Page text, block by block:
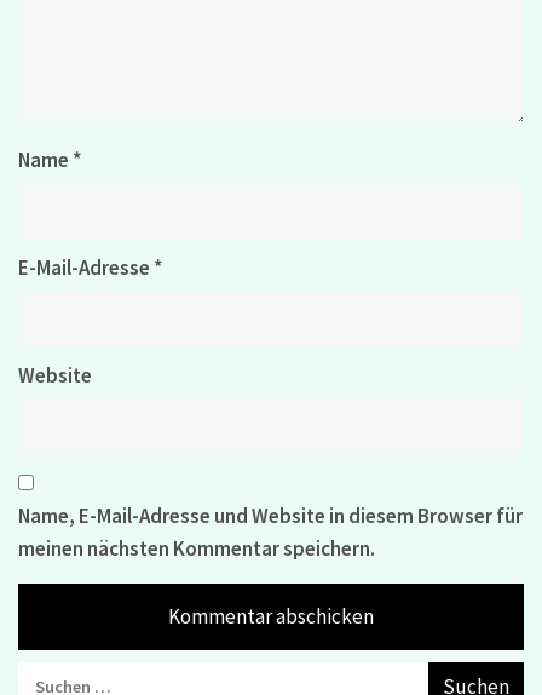
Name *
E-Mail-Adresse *
Website
Name, E-Mail-Adresse und Website in diesem Browser für
meinen nächsten Kommentar speichern.